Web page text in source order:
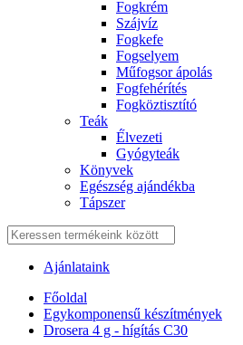
Fogkrém
Szájvíz
Fogkefe
Fogselyem
Műfogsor ápolás
Fogfehérítés
Fogköztisztító
Teák
É́lvezeti
Gyógyteák
Könyvek
Egészség ajándékba
Tápszer
Ajánlataink
Főoldal
Egykomponensű készítmények
Drosera 4 g - hígítás C30